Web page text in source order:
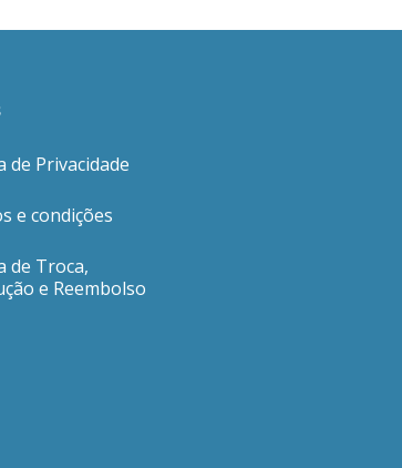
de Privacidade
e condições
de Troca,
e Reembolso